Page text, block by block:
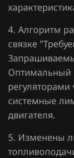
Renault
Saab
Seat
SGMW
Shacman
Sitrak
Smart
4. Алгоритм
связке
Оптимальный
системные
двигателя.
5. Изменены